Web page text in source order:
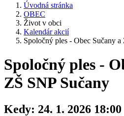
Úvodná stránka
OBEC
Život v obci
Kalendár akcií
Spoločný ples - Obec Sučany a
Spoločný ples -
ZŠ SNP Sučany
Kedy: 24. 1. 2026 18:00